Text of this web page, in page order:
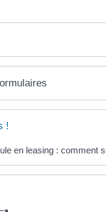
!
en leasing : comment